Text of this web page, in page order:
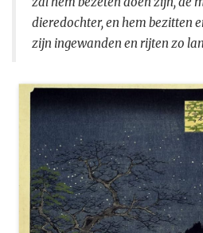
dieredochter, en hem bezitten
zijn ingewanden en rijten zo